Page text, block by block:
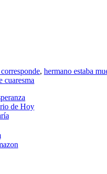
, hermano estaba
cuaresma